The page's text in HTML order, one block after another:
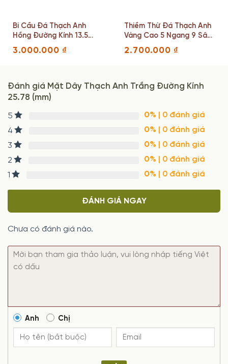
Bi Cầu Đá Thạch Anh
Hồng Đường Kính 13.5
(cm)
3.000.000 ₫
Thiềm Thừ Đá Thạch Anh
Vàng Cao 5 Ngang 9 Sâu
4 (cm)
2.700.000 ₫
Đánh giá Mặt Dây Thạch Anh Trắng Đường Kính
25.78 (mm)
5 0% | 0 đánh giá
4
0% | 0 đánh giá
3
0% | 0 đánh giá
2
0% | 0 đánh giá
1
0% | 0 đánh giá
ĐÁNH GIÁ NGAY
Chưa có đánh giá nào.
Anh Chị